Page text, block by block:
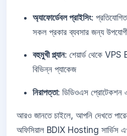
অ্যাফোর্ডেবল প্রাইসিং:
সকল প্রকার ব্যবসার জন্য
বহুমুখী প্ল্যান: শেয়ার্ড থেকে
বিভিন্ন প্যাকেজ
নিরাপত্তা: ডিডিওএস প্রোটেকশন
আরও জানতে চাইলে, আপনি দেখতে
অফিসিয়াল BDIX Hosting সার্ভিস